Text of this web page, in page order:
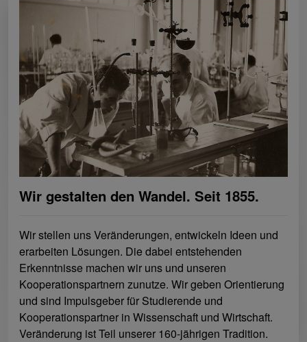
Wir gestalten den Wandel. Seit 1855.
Wir stellen uns Veränderungen, entwickeln Ideen und
erarbeiten Lösungen. Die dabei entstehenden
Erkenntnisse machen wir uns und unseren
Kooperationspartnern zunutze. Wir geben Orientierung
und sind Impulsgeber für Studierende und
Kooperationspartner in Wissenschaft und Wirtschaft.
Veränderung ist Teil unserer 160-jährigen Tradition.